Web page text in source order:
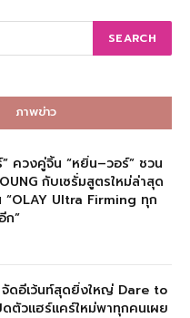
ภาพข่าว
” ควงคู่จิ้น “หยิ่น–วอร์” ชวน
กับเซรั่มสูตรใหม่ล่าสุด
“OLAY Ultra Firming ทุก
ก”
ดอีเว้นท์สุดยิ่งใหญ่ Dare to
ตัวแฮร์แคร์ใหม่พาทุกคนเผย